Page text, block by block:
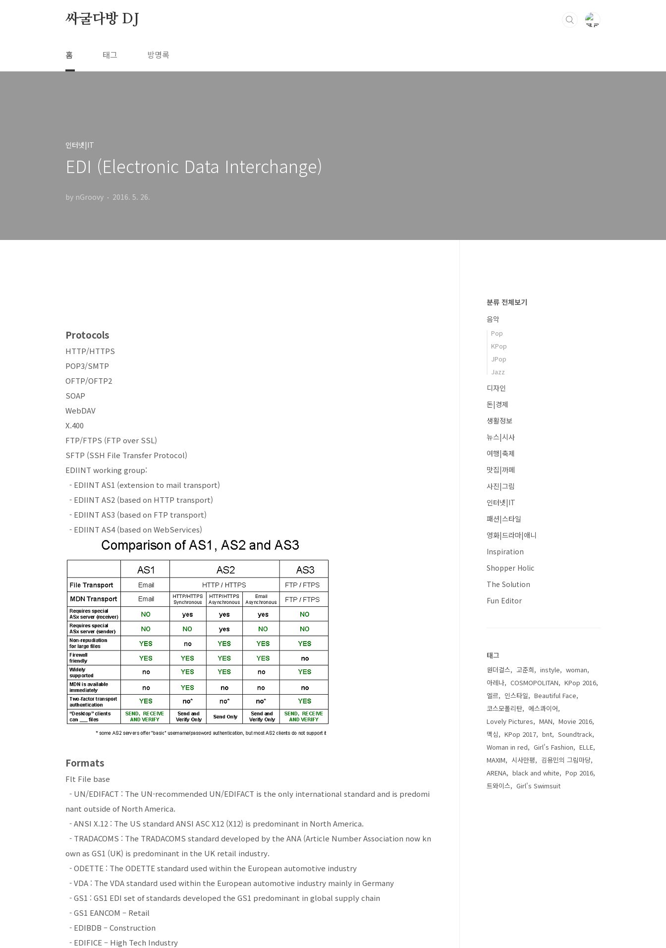
싸굴다방 DJ
홈 태그 방명록
인터넷|IT
EDI (Electronic Data Interchange)
by nGroovy 2016. 5. 26.
Protocols
HTTP/HTTPS
POP3/SMTP
OFTP/OFTP2
SOAP
WebDAV
X.400
FTP/FTPS (FTP over SSL)
SFTP (SSH File Transfer Protocol)
EDIINT working group:
- EDIINT AS1 (extension to mail transport)
- EDIINT AS2 (based on HTTP transport)
- EDIINT AS3 (based on FTP transport)
- EDIINT AS4 (based on WebServices)
Formats
Flt File base
- UN/EDIFACT : The UN-recommended UN/EDIFACT is the only international standard and is predomi
nant outside of North America.
- ANSI X.12 : The US standard ANSI ASC X12 (X12) is predominant in North America.
- TRADACOMS : The TRADACOMS standard developed by the ANA (Article Number Association now kn
own as GS1 (UK) is predominant in the UK retail industry.
- ODETTE : The ODETTE standard used within the European automotive industry
- VDA : The VDA standard used within the European automotive industry mainly in Germany
- GS1 : GS1 EDI set of standards developed the GS1 predominant in global supply chain
- GS1 EANCOM – Retail
- EDIBDB – Construction
- EDIFICE – High Tech Industry
분류 전체보기
음악
Pop
KPop
JPop
Jazz
디자인
돈|경제
생활정보
뉴스|시사
여행|축제
맛집|까페
사진|그림
인터넷|IT
패션|스타일
영화|드라마|애니
Inspiration
Shopper Holic
The Solution
Fun Editor
태그
원더걸스 고준희 instyle
woman
아레나
COSMOPOLITAN
KPop 2016
엘르
인스타일
Beautiful Face
코스모폴리탄
에스콰이어
Lovely Pictures
MAN
Movie 2016
맥심
KPop 2017 bnt
Soundtrack
Woman in red
Girl's Fashion
ELLE
MAXIM
시사만평
김용민의 그림마당
ARENA
black and white
Pop 2016
트와이스
Girl's Swimsuit